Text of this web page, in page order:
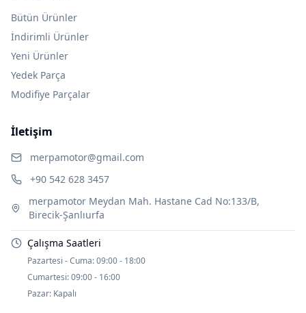
Bütün Ürünler
İndirimli Ürünler
Yeni Ürünler
Yedek Parça
Modifiye Parçalar
İletişim
merpamotor@gmail.com
+90 542 628 3457
merpamotor Meydan Mah. Hastane Cad No:133/B,
Birecik-Şanlıurfa
Çalışma Saatleri
Pazartesi - Cuma:09:00 - 18:00
Cumartesi:09:00 - 16:00
Pazar: Kapalı